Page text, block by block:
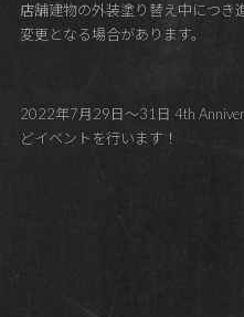
店舗建物の外装塗り替え中につき
変更となる場合があります。
2022年7月29日～31日 4th
どイベントを行います！